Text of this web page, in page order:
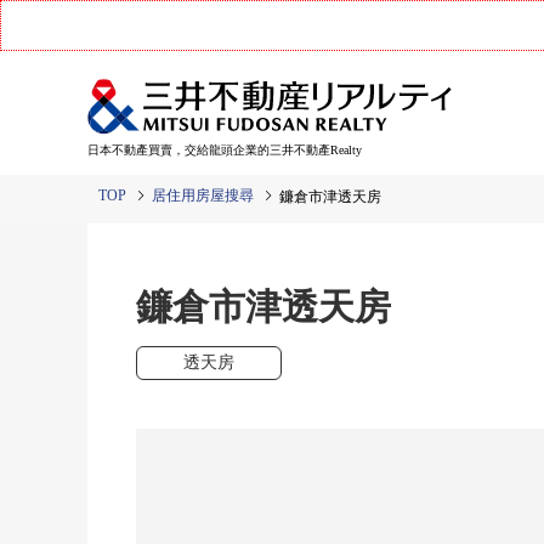
日本不動產買賣，交給龍頭企業的三井不動產Realty
TOP 居住用房屋搜尋 鐮倉市津透天房
鐮倉市津透天房
透天房